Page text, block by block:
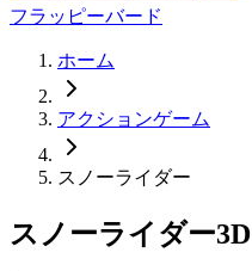
フラッピーバード
ホーム
アクションゲーム
スノーライダー
スノーライダー3D